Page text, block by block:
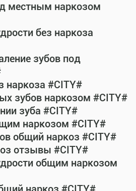
местным наркозом
без наркоза
зубов под
наркоза #CITY#
зубов наркозом #CITY#
зуба #CITY#
наркозом #CITY#
общий наркоз #CITY#
отзывы #CITY#
общим наркозом